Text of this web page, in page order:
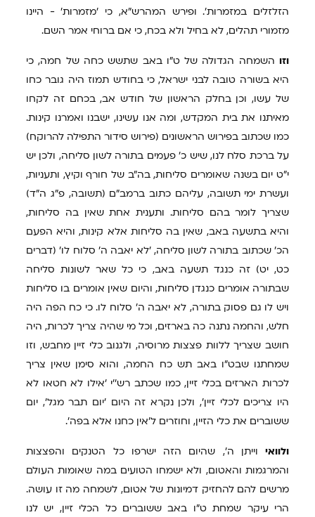
הזלזלים במזמרות'. ופירש המהרש"א, כי 'מזמרות' - היינו
מזמורי תהלים, לא בחיל ולא בכח, כי אם ברוחי אמר השם.
וזו השמחה הגדולה של ט"ו באב שתשש כחה של חמה, כי
היא בשורה טובה לבני ישראל, כי בחודש תמוז היה גובר כחו
של עשו, וכן בחלק הראשון של חודש אב, בכחם זה לקחו
מאיתנו את בית המקדש, ומה אנו עשינו, ישבנו ואמרנו קינות.
כמו שכתוב בפירוש הראשונים (פירוש סידור התפילה להרוקח)
על ברכת סלח לנו, שיש כ' פעמים בתורה לשון סליחה, ולכן יש
י"ט יום בשנה שאומרים סליחות, בה"ב של חורף וקיץ, ותעניות,
ועשרת ימי תשובה, עליהם כתוב ברמב"ם (תשובה, פ"ג ה"ד)
שצריך לומר בהם סליחות. ותענית אחת שאין בה סליחות,
והיא בתשעה באב, שאין בה סליחות אלא קינות, והיא הפעם
הכ' שכתוב בתורה לשון סליחה, 'לא יאבה ה' סלוח לו' (דברים
כט, יט) זה כנגד תשעה באב, כי כל שאר לשונות סליחה
שבתורה אומרים כנגדן סליחות, והיום שאין אומרים בו סליחות
ויש לו גם פסוק בתורה, לא יאבה ה' סלוח לו. כי כח הפה היה
חלש, והחמה נתנה כה בארזים, וכל מי שהיה צריך לכרות, היה
חושב שצריך ללוות פצצות מרוסיה, ולגנוב כלי זיין מחבש, וזו
שמחתנו שבט"ו באב תש כח החמה, והוא סימן שאין צריך
לכרות הארזים בכלי זיין, כמו שכתב רש''י 'אילו לא חטאו לא
היו צריכים לכלי זיין', ולכן נקרא זה היום 'יום תבר מגל', יום
ששוברים את כלי הזיין, וחוזרים ל'אין כחנו אלא בפה'.
ולוואי וייתן ה', שהיום הזה ישרפו כל הטנקים והפצצות
והמרגמות והאטום, ולא ישמחו הטועים במה שאומות העולם
מרשים להם להחזיק דמיונות של אטום, לשמחה מה זו עושה.
הרי עיקר שמחת ט"ו באב ששוברים כל הכלי זיין, יש לנו